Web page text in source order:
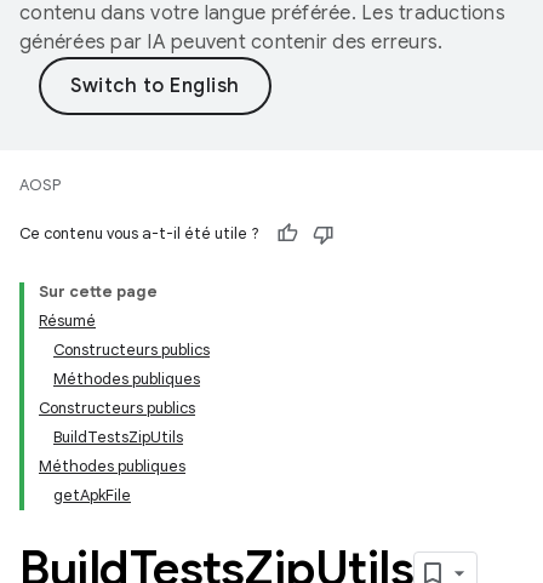
contenu dans votre langue préférée. Les traductions
générées par IA peuvent contenir des erreurs.
AOSP
Ce contenu vous a-t-il été utile ?
Sur cette page
Résumé
Constructeurs publics
Méthodes publiques
Constructeurs publics
BuildTestsZipUtils
Méthodes publiques
getApkFile
BuildTestsZipUtils